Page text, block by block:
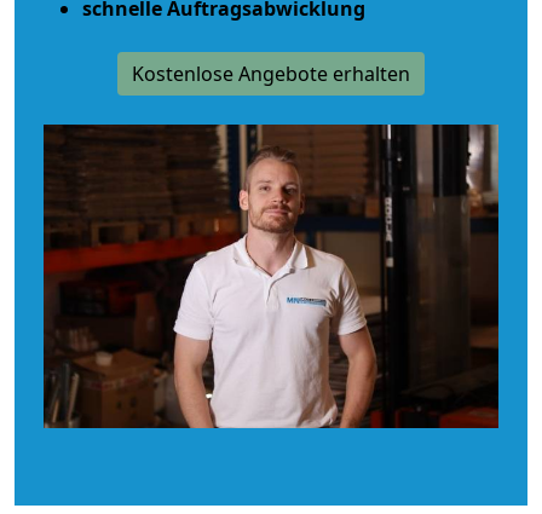
schnelle Auftragsabwicklung
Kostenlose Angebote erhalten